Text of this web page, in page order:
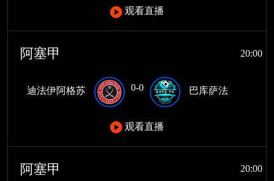
观看直播
阿塞甲 20:00
迪法伊阿格苏 0-0 巴库萨法
观看直播
阿塞甲 20:00